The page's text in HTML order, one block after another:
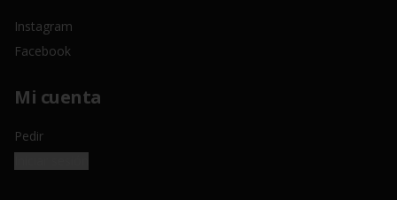
Instagram
Facebook
Mi cuenta
Pedir